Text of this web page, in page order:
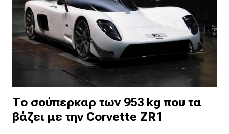
Το σούπερκαρ των 953 kg που τα
βάζει με την Corvette ZR1